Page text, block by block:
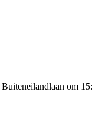
om